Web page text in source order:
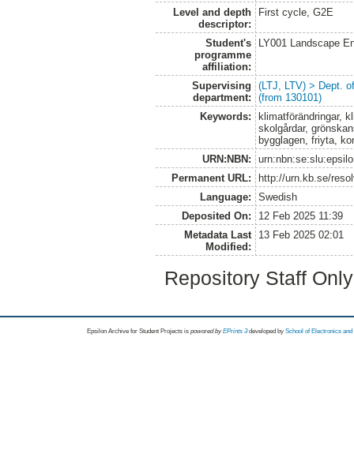
Level and depth
descriptor:
First cycle, G2E
Student's
programme
affiliation:
LY001 Landscape
Supervising
department:
(LTJ, LTV) > Dept.
(from 130101)
Keywords:
klimatförändringar,
skolgårdar,
bygglagen, friyta,
URN:NBN:
Permanent URL:
http://urn.kb.se/
Language:
Swedish
Deposited On:
12 Feb 2025 11:39
Metadata Last
Modified:
13 Feb 2025 02:01
Repository Staff
Epsilon Archive for Student Projects is powored byEPrints 3 developed by School of Electronics